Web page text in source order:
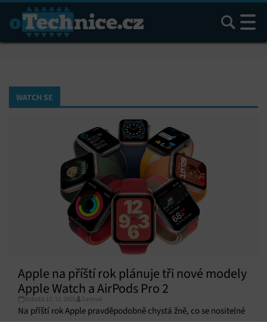
Hledat
WATCH SE
Apple na příští rok plánuje tři nové modely
Apple Watch a AirPods Pro 2
Sobota 11. 12. 2021 Samuel
Na příští rok Apple pravděpodobně chystá žně, co se nositelné